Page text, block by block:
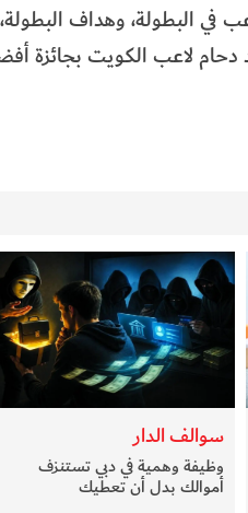
البطولة، وهداف
لاعب الكويت بجائزة
سوالف الدار
وظيفة وهمية في دبي تستنزف
أموالك بدل أن تعطيك